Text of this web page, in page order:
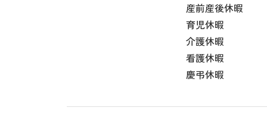
産前産後休暇
育児休暇
介護休暇
看護休暇
慶弔休暇